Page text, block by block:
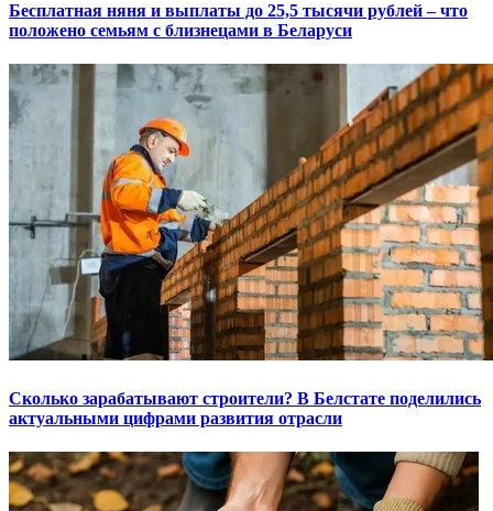
Бесплатная няня и выплаты до 25,5 тысячи рублей – что
положено семьям с близнецами в Беларуси
Сколько зарабатывают строители? В Белстате поделились
актуальными цифрами развития отрасли